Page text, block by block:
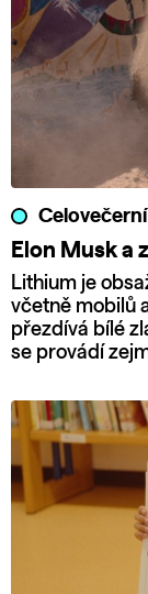
Elon Musk a
Lithium je
včetně mobilů
přezdívá bílé
se provádí